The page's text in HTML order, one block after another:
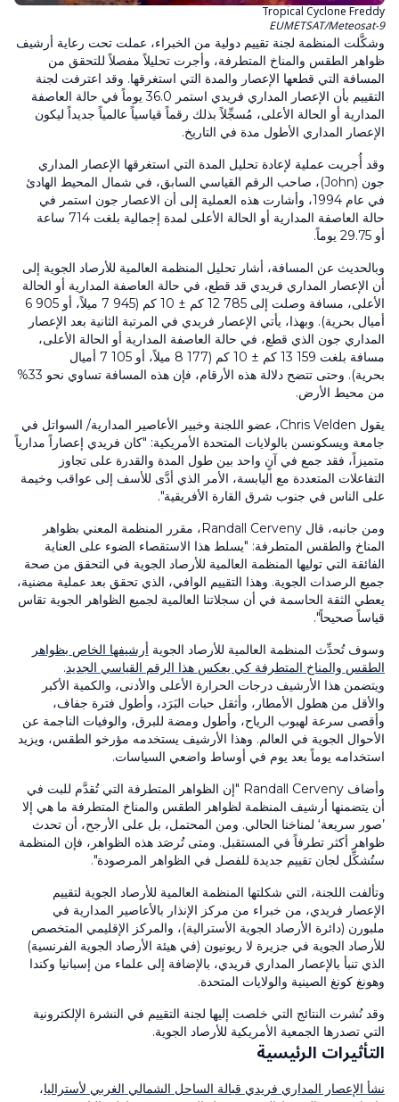
Tropical Cyclone Freddy
EUMETSAT/Meteosat-9
وشكَّلت المنظمة لجنة تقييم دولية من الخبراء، عملت تحت رعاية أرشيف
ظواهر الطقس والمناخ المتطرفة، وأجرت تحليلاً مفصلاً للتحقق من
المسافة التي قطعها الإعصار والمدة التي استغرقها. وقد اعترفت لجنة
التقييم بأن الإعصار المداري فريدي استمر 36.0 يوماً في حالة العاصفة
المدارية أو الحالة الأعلى، مُسجِّلاً بذلك رقماً قياسياً عالمياً جديداً ليكون
الإعصار المداري الأطول مدة في التاريخ.
وقد أُجريت عملية لإعادة تحليل المدة التي استغرقها الإعصار المداري
جون (John)، صاحب الرقم القياسي السابق، في شمال المحيط الهادئ
في عام 1994، وأشارت هذه العملية إلى أن الاعصار جون استمر في
حالة العاصفة المدارية أو الحالة الأعلى لمدة إجمالية بلغت 714 ساعة
أو 29.75 يوماً.
وبالحديث عن المسافة، أشار تحليل المنظمة العالمية للأرصاد الجوية إلى
أن الإعصار المداري فريدي قد قطع، في حالة العاصفة المدارية أو الحالة
الأعلى، مسافة وصلت إلى 12 785 كم ± 10 كم (7 945 ميلاً، أو 6 905
أميال بحرية). وبهذا، يأتي الإعصار فريدي في المرتبة الثانية بعد الإعصار
المداري جون الذي قطع، في حالة العاصفة المدارية أو الحالة الأعلى،
مسافة بلغت 13 159 كم ± 10 كم (8 177 ميلاً، أو 7 105 أميال
بحرية). وحتى تتضح دلالة هذه الأرقام، فإن هذه المسافة تساوي نحو 33%
من محيط الأرض.
يقول Chris Velden، عضو اللجنة وخبير الأعاصير المدارية/ السواتل في
جامعة ويسكونسن بالولايات المتحدة الأمريكية: "كان فريدي إعصاراً مدارياً
متميزاً، فقد جمع في آنٍ واحد بين طول المدة والقدرة على تجاوز
التفاعلات المتعددة مع اليابسة، الأمر الذي أدَّى للأسف إلى عواقب وخيمة
على الناس في جنوب شرق القارة الأفريقية".
ومن جانبه، قال Randall Cerveny، مقرر المنظمة المعني بظواهر
المناخ والطقس المتطرفة: "يسلط هذا الاستقصاء الضوء على العناية
الفائقة التي توليها المنظمة العالمية للأرصاد الجوية في التحقق من صحة
جميع الرصدات الجوية. وهذا التقييم الوافي، الذي تحقق بعد عملية مضنية،
يعطي الثقة الحاسمة في أن سجلاتنا العالمية لجميع الظواهر الجوية تقاس
قياساً صحيحاً".
وسوف تُحدِّث المنظمة العالمية للأرصاد الجوية أرشيفها الخاص بظواهر
الطقس والمناخ المتطرفة كي يعكس هذا الرقم القياسي الجديد.
ويتضمن هذا الأرشيف درجات الحرارة الأعلى والأدنى، والكمية الأكبر
والأقل من هطول الأمطار، وأثقل حبات البَرَد، وأطول فترة جفاف،
وأقصى سرعة لهبوب الرياح، وأطول ومضة للبرق، والوفيات الناجمة عن
الأحوال الجوية في العالم. وهذا الأرشيف يستخدمه مؤرخو الطقس، ويزيد
استخدامه يوماً بعد يوم في أوساط واضعي السياسات.
وأضاف Randall Cerveny "إن الظواهر المتطرفة التي تُقدَّم للبت في
أن يتضمنها أرشيف المنظمة لظواهر الطقس والمناخ المتطرفة ما هي إلا
’صور سريعة‘ لمناخنا الحالي. ومن المحتمل، بل على الأرجح، أن تحدث
ظواهر أكثر تطرفاً في المستقبل. ومتى تُرصَد هذه الظواهر، فإن المنظمة
ستُشكِّل لجان تقييم جديدة للفصل في الظواهر المرصودة".
وتألفت اللجنة، التي شكلتها المنظمة العالمية للأرصاد الجوية لتقييم
الإعصار فريدي، من خبراء من مركز الإنذار بالأعاصير المدارية في
ملبورن (دائرة الأرصاد الجوية الأسترالية)، والمركز الإقليمي المتخصص
للأرصاد الجوية في جزيرة لا ريونيون (في هيئة الأرصاد الجوية الفرنسية)
الذي تنبأ بالإعصار المداري فريدي، بالإضافة إلى علماء من إسبانيا وكندا
وهونغ كونغ الصينية والولايات المتحدة.
وقد نُشرت النتائج التي خلصت إليها لجنة التقييم في النشرة الإلكترونية
التي تصدرها الجمعية الأمريكية للأرصاد الجوية.
التأثيرات الرئيسية
نشأ الإعصار المداري فريدي قبالة الساحل الشمالي الغربي لأستراليا،